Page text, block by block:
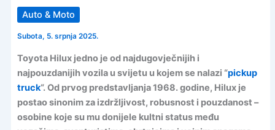
Auto & Moto
Subota, 5. srpnja 2025.
Toyota Hilux jedno je od najdugovječnijih i
najpouzdanijih vozila u svijetu u kojem se nalazi “pickup
truck“. Od prvog predstavljanja 1968. godine, Hilux je
postao sinonim za izdržljivost, robusnost i pouzdanost –
osobine koje su mu donijele kultni status među